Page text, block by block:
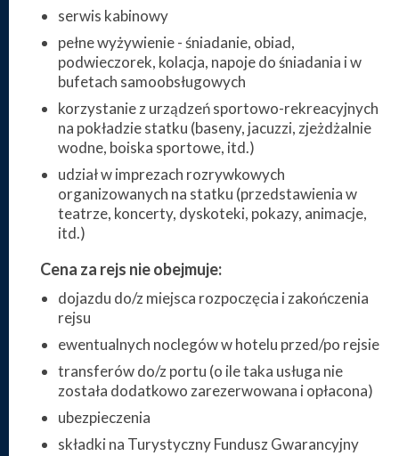
serwis kabinowy
pełne wyżywienie - śniadanie, obiad,
podwieczorek, kolacja, napoje do śniadania i w
bufetach samoobsługowych
korzystanie z urządzeń sportowo-rekreacyjnych
na pokładzie statku (baseny, jacuzzi, zjeżdżalnie
wodne, boiska sportowe, itd.)
udział w imprezach rozrywkowych
organizowanych na statku (przedstawienia w
teatrze, koncerty, dyskoteki, pokazy, animacje,
itd.)
Cena za rejs nie obejmuje:
dojazdu do/z miejsca rozpoczęcia i zakończenia
rejsu
ewentualnych noclegów w hotelu przed/po rejsie
transferów do/z portu (o ile taka usługa nie
została dodatkowo zarezerwowana i opłacona)
ubezpieczenia
składki na Turystyczny Fundusz Gwarancyjny